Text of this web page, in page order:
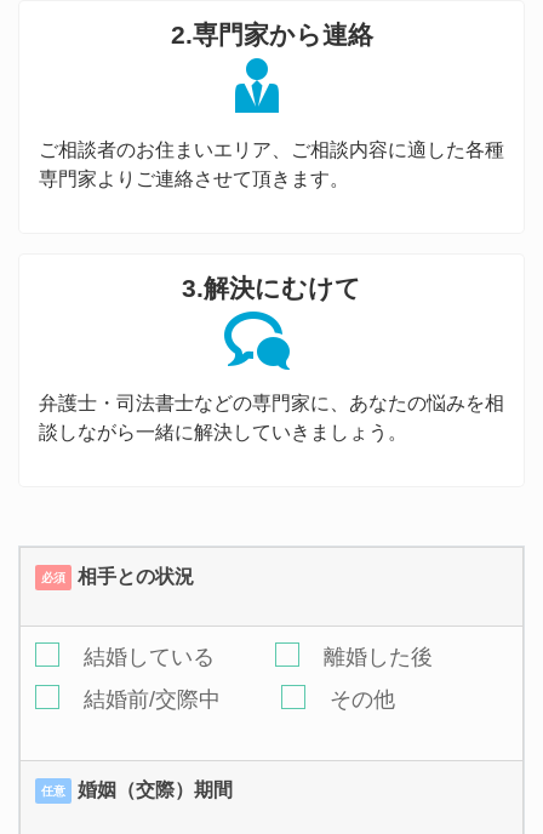
2.専門家から連絡
ご相談者のお住まいエリア、ご相談内容に適した各種
専門家よりご連絡させて頂きます。
3.解決にむけて
弁護士・司法書士などの専門家に、あなたの悩みを相
談しながら一緒に解決していきましょう。
必須 相手との状況
結婚している
離婚した後
結婚前/交際中
その他
任意 婚姻（交際）期間